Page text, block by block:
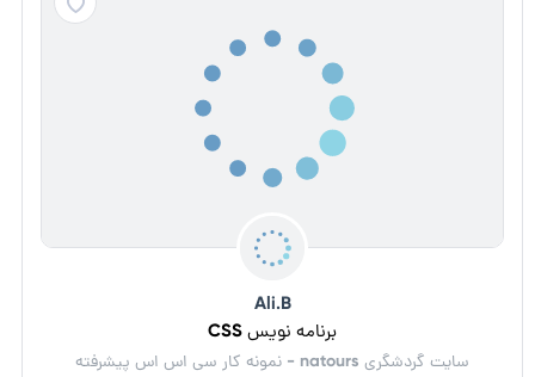
Ali.B
برنامه نویس CSS
سایت گردشگری natours - نمونه کار سی اس اس پیشرفته